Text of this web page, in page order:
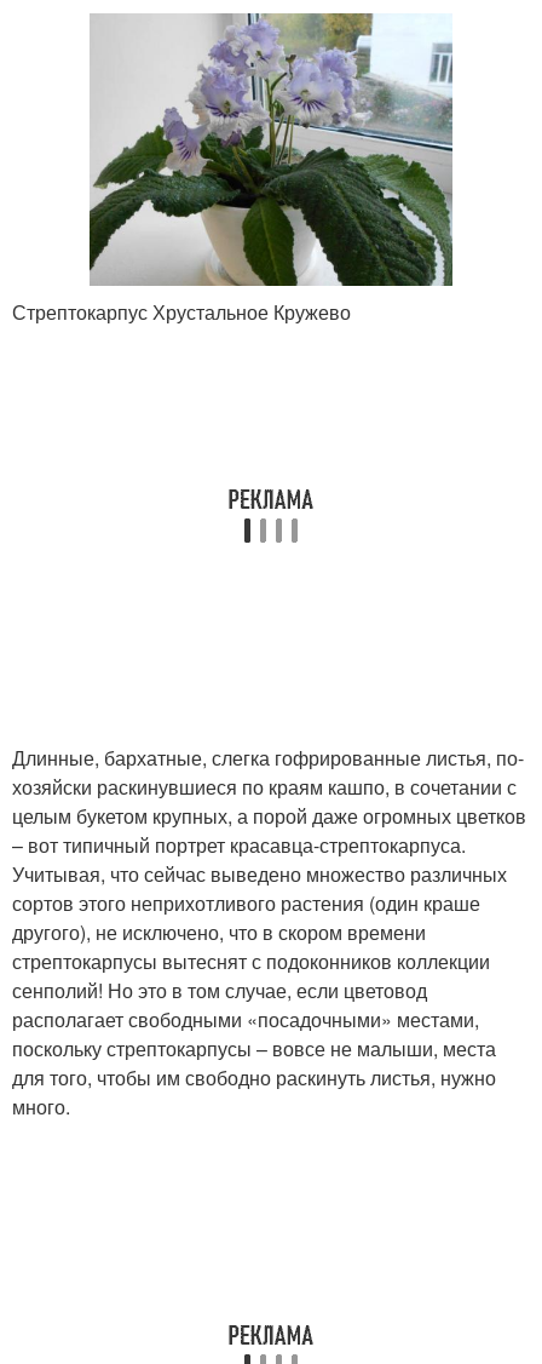
Стрептокарпус Хрустальное Кружево
Длинные, бархатные, слегка гофрированные листья, по-
хозяйски раскинувшиеся по краям кашпо, в сочетании с
целым букетом крупных, а порой даже огромных цветков
– вот типичный портрет красавца-стрептокарпуса.
Учитывая, что сейчас выведено множество различных
сортов этого неприхотливого растения (один краше
другого), не исключено, что в скором времени
стрептокарпусы вытеснят с подоконников коллекции
сенполий! Но это в том случае, если цветовод
располагает свободными «посадочными» местами,
поскольку стрептокарпусы – вовсе не малыши, места
для того, чтобы им свободно раскинуть листья, нужно
много.